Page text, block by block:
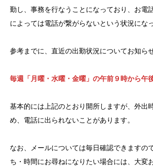
勤し、事務を行なうことになっており、お電
によっては電話が繋がらないという状況にな
参考までに、直近の出勤状況についてお知ら
毎週「月曜・水曜・金曜」の午前９時から午
基本的には上記のとおり開所しますが、外出
め、電話に出られないことがあります。
なお、メールについては毎日確認できますの
ち・時間にお尋ねになりたい場合には、大変